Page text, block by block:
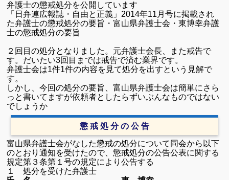
弁護士の懲戒処分を公開しています
「日弁連広報誌・自由と正義」 2014年11 月号に掲載され
た弁護士の懲戒処分の要旨・富山県弁護士会・東博幸弁護
士の懲戒処分の要旨
２回目の処分となりました。元弁護士会長、
また戒告で
す。だいたい3回目までは戒告で済む業界です。
弁護士会は1件1件の内容を見て処分を出すという見解で
す。
しかし、今回の処分の要旨、富山県弁護士会は簡単にさら
っと書いてますが依頼者としたらずいぶんなものではない
でしょうか
懲 戒 処 分 の 公 告
富山県弁護士会がなした懲戒の処分について同会から以下
のとおり通知を受けたので、懲戒処分の公告公表に関する
規定第３条第１号の規定により公告する
１ 処分を受けた弁護士